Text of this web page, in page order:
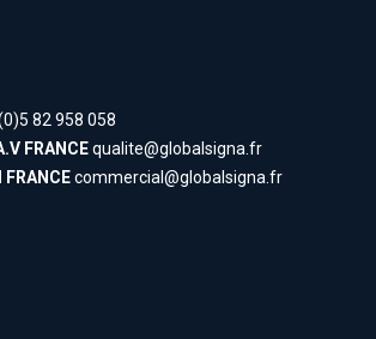
82 958 058
FRANCEqualite@globalsigna.fr
commercial@globalsigna.fr